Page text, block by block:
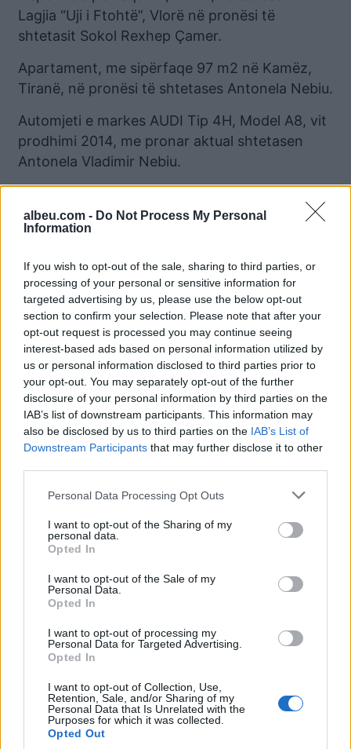
albeu.com - Do Not Process My Personal
Information
If you wish to opt-out of the sale, sharing to third parties, or
processing of your personal or sensitive information for
targeted advertising by us, please use the below opt-out
section to confirm your selection. Please note that after your
opt-out request is processed you may continue seeing
interest-based ads based on personal information utilized by
us or personal information disclosed to third parties prior to
your opt-out. You may separately opt-out of the further
disclosure of your personal information by third parties on the
IAB’s list of downstream participants. This information may
also be disclosed by us to third parties on the IAB’s List of
Downstream Participants that may further disclose it to other
Personal Data Processing Opt Outs
I want to opt-out of the Sharing of my
personal data.
Opted In
I want to opt-out of the Sale of my
Personal Data.
Opted In
I want to opt-out of processing my
Personal Data for Targeted Advertising.
Opted In
I want to opt-out of Collection, Use,
Retention, Sale, and/or Sharing of my
Personal Data that Is Unrelated with the
Purposes for which it was collected.
Opted Out
Lagjia “Uji i Ftohtë”, Vlorë në pronësi të
shtetasit Sokol Rexhep Çamer.
Apartament, me sipërfaqe 97 m2 në Kamëz,
Tiranë, në pronësi të shtetases Antonela Nebiu.
Automjeti e markes AUDI Tip 4H, Model A8, vit
prodhimi 2014, me pronar aktual shtetasen
Antonela Vladimir Nebiu.
Nebiu, e markës Mercedez Benz, vit prodhimi
2008.
Autoveturë në pronësi të shtetasit Sokol
Ç(C)amer, e markës FORD, Mustang, me vit
prodhimi 2002.
Rimorkio e llojit RTV (Rimorkio për transport të
veçantë), e markës ELLEBI, me në pronësi të
shtetasit Sokol Ç(C)amer.
Llogari bankare në vlerën 3.128.443,19 lekë dhe
12,011.62 Euro.
GJKKO konfiskon 21
pasuri me origjinë
pronësi të shtetit
GJKKO Confiscates 21
State Ownership
Apartamente, makina dhe